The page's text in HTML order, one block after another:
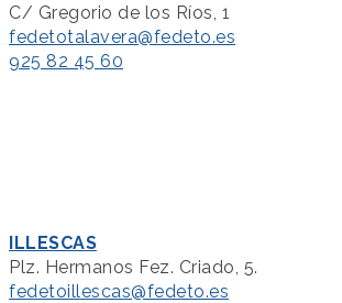
C/ Gregorio de los Ríos, 1
fedetotalavera@fedeto.es
925 82 45 60
ILLESCAS
Plz. Hermanos Fez. Criado, 5.
fedetoillescas@fedeto.es